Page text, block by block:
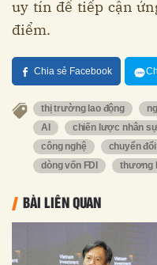
uy tín để tiếp cận
điểm.
Chia sẻ Facebook
thị trường lao động
AI
chiến lược nhân
công nghệ
chuyển
dòng vốn FDI
thương
BÀI LIÊN QUAN